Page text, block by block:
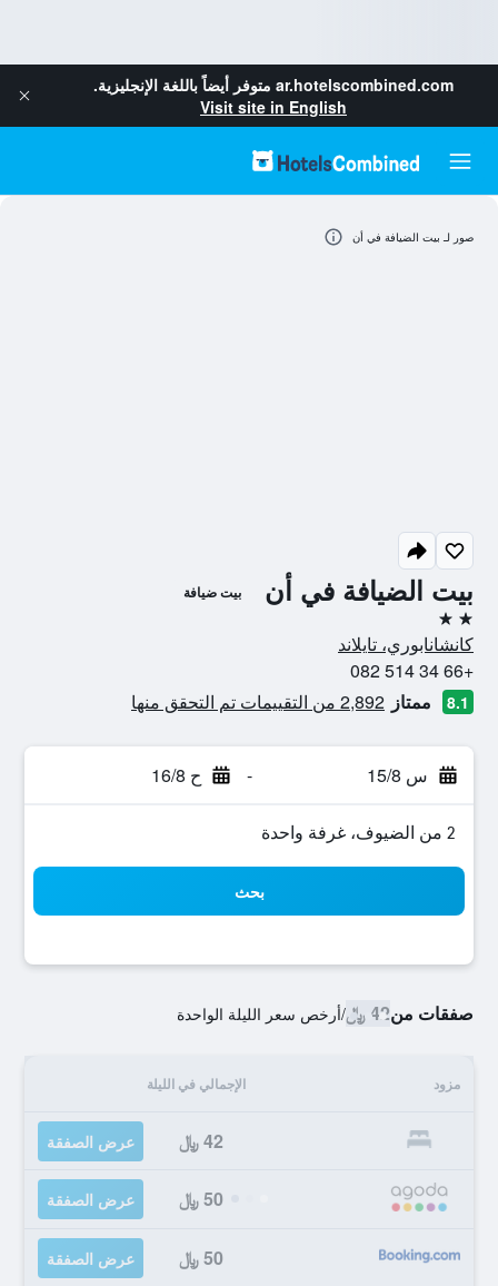
ar.hotelscombined.com متوفر أيضاً باللغة الإنجليزية.
Visit site in English
بيت الضيافة في أن بيت ضيافة
2 نجمتين
كانشانابوري، تايلاند
+66 34 514 082
8.1 ممتاز 2,892 من التقييمات تم التحقق منها
س 15/8 - ح 16/8
2 من الضيوف، غرفة واحدة
بحث
صفقات من42 ﷼ /أرخص سعر الليلة الواحدة
مزود الإجمالي في الليلة
42 ﷼ عرض الصفقة
50 ﷼ عرض الصفقة
50 ﷼ عرض الصفقة
صور لـ بيت الضيافة في أن